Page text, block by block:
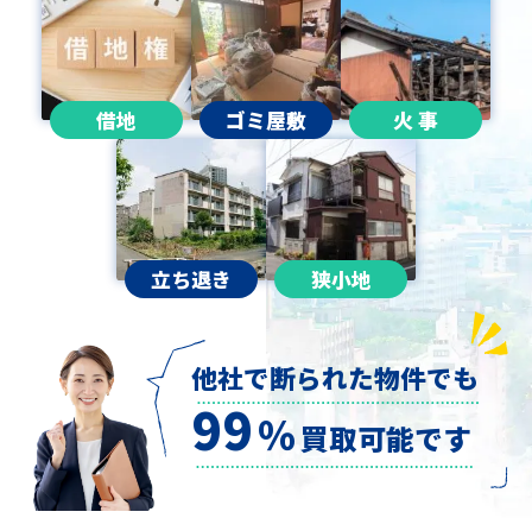
借地 ゴミ屋敷 火 事
立ち退き 狭小地
他社で断られた物件でも
99％ 買取可能です